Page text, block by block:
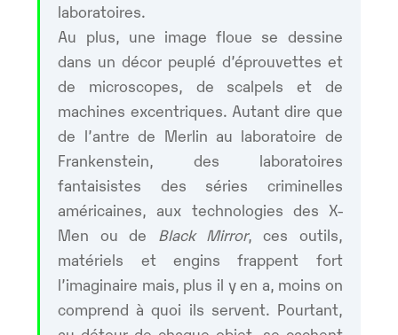
laboratoires.
Au plus, une image floue se dessine
dans un décor peuplé d’éprouvettes et
de microscopes, de scalpels et de
machines excentriques. Autant dire que
de l’antre de Merlin au laboratoire de
Frankenstein, des laboratoires
fantaisistes des séries criminelles
américaines, aux technologies des X-
Men ou de Black Mirror, ces outils,
matériels et engins frappent fort
l’imaginaire mais, plus il y en a, moins on
comprend à quoi ils servent. Pourtant,